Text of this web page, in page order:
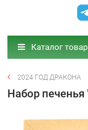
Каталог
2024 ГОД ДРАКОНА
Набор